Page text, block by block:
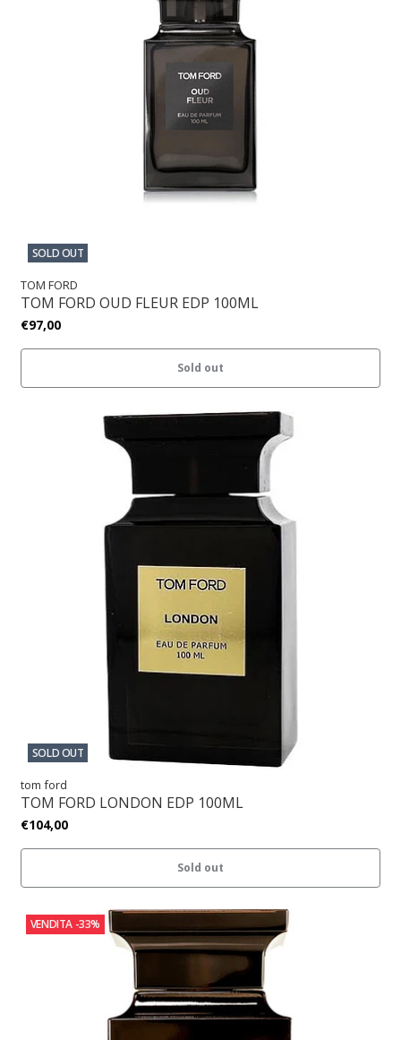
SOLD OUT
TOM FORD
TOM FORD OUD FLEUR EDP 100ML
€97,00
Sold out
SOLD OUT
tom ford
TOM FORD LONDON EDP 100ML
€104,00
Sold out
VENDITA -33%